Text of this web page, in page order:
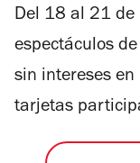
Del 18 al 21 de
espectáculos
sin intereses en
tarjetas